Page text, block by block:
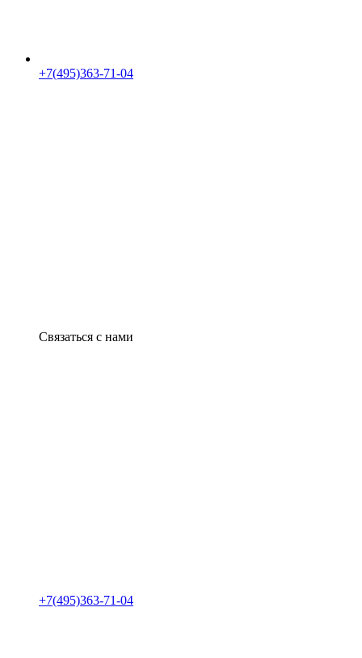
+7(495)363-71-04
Связаться с нами
+7(495)363-71-04